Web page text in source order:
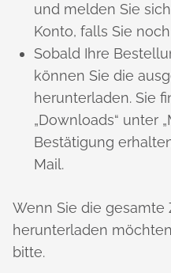
und melden Sie
Konto, falls Sie
Sobald Ihre
können Sie die
herunterladen. Sie
„Downloads“ unter
Bestätigung
Mail.
Wenn Sie die
herunterladen
bitte.